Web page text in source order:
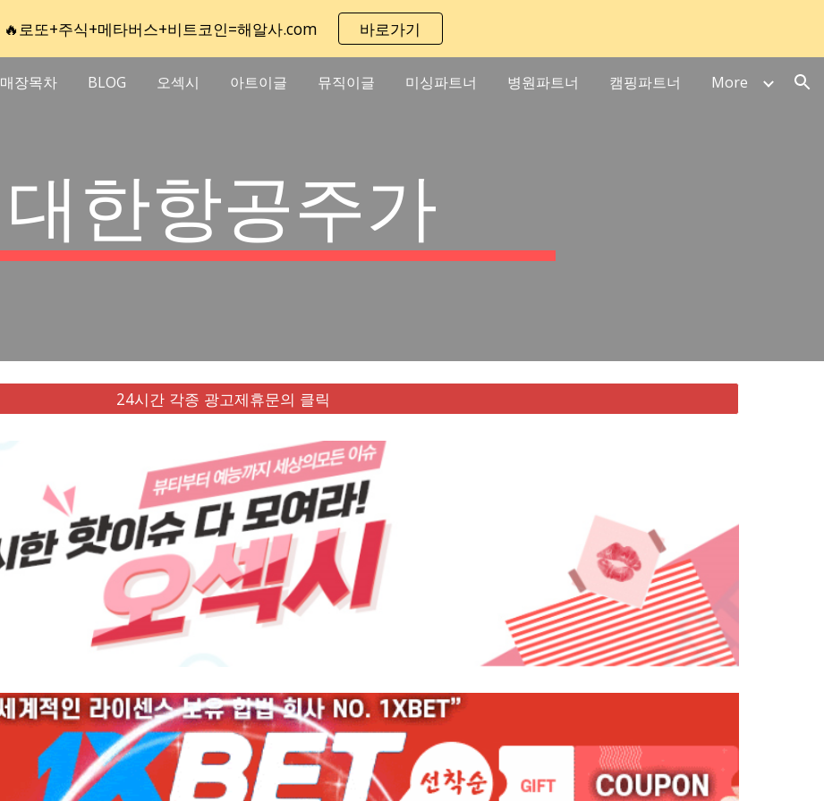
Skip to main content Skip to navigation
🔥로또+주식+메타버스+비트코인=해알사.com 바로가기
매장목차 BLOG 오섹시 아트이글 뮤직이글 미싱파트너 병원파트너 캠핑파트너 More
대한항공주가
24시간 각종 광고제휴문의 클릭